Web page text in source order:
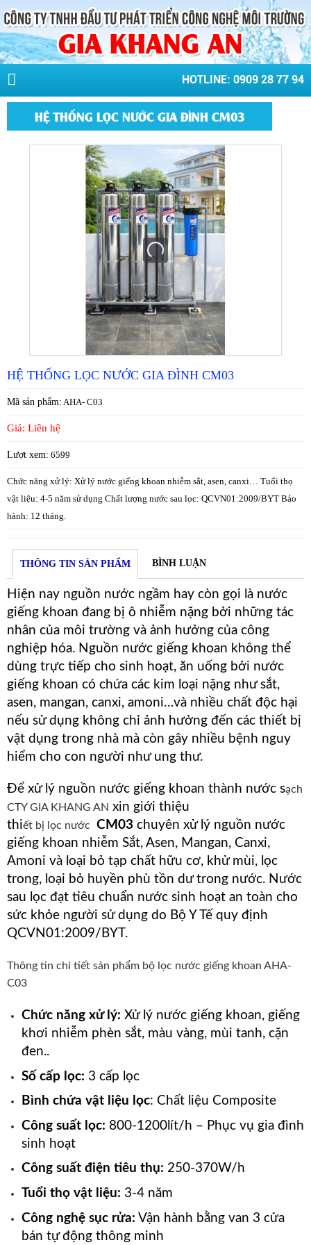
HOTLINE: 0909 28 77 94
HỆ THỐNG LỌC NƯỚC GIA ĐÌNH CM03
HỆ THỐNG LỌC NƯỚC GIA ĐÌNH CM03
Mã sản phẩm: AHA- C03
Giá: Liên hệ
Lượt xem: 6599
Chức năng xử lý: Xử lý nước giếng khoan nhiễm sắt, asen, canxi… Tuổi thọ
vật liệu: 4-5 năm sử dụng Chất lượng nước sau lọc: QCVN01:2009/BYT Bảo
hành: 12 tháng.
THÔNG TIN SẢN PHẨM BÌNH LUẬN
Hiện nay nguồn nước ngầm hay còn gọi là nước
giếng khoan đang bị ô nhiễm nặng bởi những tác
nhân của môi trường và ảnh hưởng của công
nghiệp hóa. Nguồn nước giếng khoan không thể
dùng trực tiếp cho sinh hoạt, ăn uống bởi nước
giếng khoan có chứa các kim loại nặng như sắt,
asen, mangan, canxi, amoni…và nhiều chất độc hại
nếu sử dụng không chỉ ảnh hưởng đến các thiết bị
vật dụng trong nhà mà còn gây nhiều bệnh nguy
hiểm cho con người như ung thư.
Để xử lý nguồn nước giếng khoan thành nước sạch
CTY GIA KHANG AN xin giới thiệu
thiết bị lọc nước CM03 chuyên xử lý nguồn nước
giếng khoan nhiễm Sắt, Asen, Mangan, Canxi,
Amoni và loại bỏ tạp chất hữu cơ, khử mùi, lọc
trong, loại bỏ huyền phù tồn dư trong nước. Nước
sau lọc đạt tiêu chuẩn nước sinh hoạt an toàn cho
sức khỏe người sử dụng do Bộ Y Tế quy định
QCVN01:2009/BYT.
Thông tin chi tiết sản phẩm bộ lọc nước giếng khoan AHA-
C03
Chức năng xử lý: Xử lý nước giếng khoan, giếng
khơi nhiễm phèn sắt, màu vàng, mùi tanh, cặn
đen..
Số cấp lọc: 3 cấp lọc
Bình chứa vật liệu lọc: Chất liệu Composite
Công suất lọc: 800-1200lít/h – Phục vụ gia đình
sinh hoạt
Công suất điện tiêu thụ: 250-370W/h
Tuổi thọ vật liệu: 3-4 năm
Công nghệ sục rửa: Vận hành bằng van 3 cửa
bán tự động thông minh